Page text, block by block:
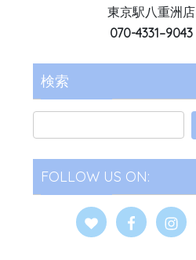
東京駅八重洲店
070-4331–9043
検索
FOLLOW US ON: